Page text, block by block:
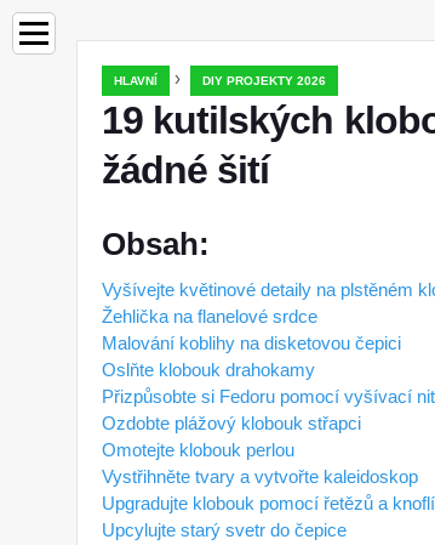
HLAVNÍ › DIY PROJEKTY 2026
19 kutilských
žádné šití
Obsah:
Vyšívejte květinové detaily na plstěném
Žehlička na flanelové srdce
Malování koblihy na disketovou čepici
Oslňte klobouk drahokamy
Přizpůsobte si Fedoru pomocí vyšívací
Ozdobte plážový klobouk střapci
Omotejte klobouk perlou
Vystřihněte tvary a vytvořte kaleidoskop
Upgradujte klobouk pomocí řetězů a
Upcylujte starý svetr do čepice